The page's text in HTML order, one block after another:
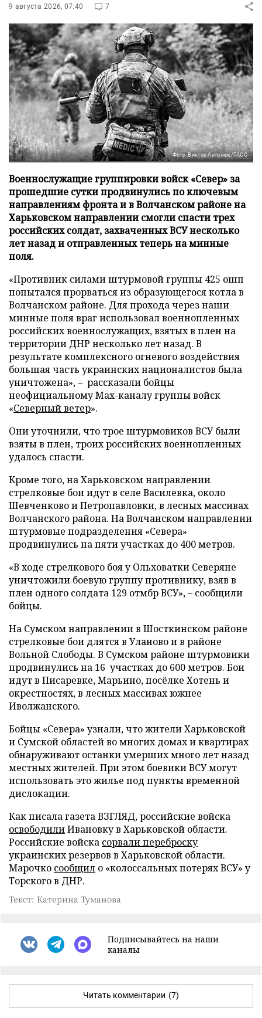
9 августа 2026, 07:40 7
Фото: Виктор Антонюк/ТАСС
Военнослужащие группировки войск «Север» за
прошедшие сутки продвинулись по ключевым
направлениям фронта и в Волчанском районе на
Харьковском направлении смогли спасти трех
российских солдат, захваченных ВСУ несколько
лет назад и отправленных теперь на минные
поля.
«Противник силами штурмовой группы 425 ошп
попытался прорваться из образующегося котла в
Волчанском районе. Для прохода через наши
минные поля враг использовал военнопленных
российских военнослужащих, взятых в плен на
территории ДНР несколько лет назад. В
результате комплексного огневого воздействия
большая часть украинских националистов была
уничтожена», – рассказали бойцы
неофициальному Max-каналу группы войск
«Северный ветер».
Они уточнили, что трое штурмовиков ВСУ были
взяты в плен, троих российских военнопленных
удалось спасти.
Кроме того, на Харьковском направлении
стрелковые бои идут в селе Василевка, около
Шевченково и Петропавловки, в лесных массивах
Волчанского района. На Волчанском направлении
штурмовые подразделения «Севера»
продвинулись на пяти участках до 400 метров.
«В ходе стрелкового боя у Ольховатки Северяне
уничтожили боевую группу противнику, взяв в
плен одного солдата 129 отмбр ВСУ», – сообщили
бойцы.
На Сумском направлении в Шосткинском районе
стрелковые бои длятся в Уланово и в районе
Вольной Слободы. В Сумском районе штурмовики
продвинулись на 16 участках до 600 метров. Бои
идут в Писаревке, Марьино, посёлке Хотень и
окрестностях, в лесных массивах южнее
Иволжанского.
Бойцы «Севера» узнали, что жители Харьковской
и Сумской областей во многих домах и квартирах
обнаруживают останки умерших много лет назад
местных жителей. При этом боевики ВСУ могут
использовать это жилье под пункты временной
дислокации.
Как писала газета ВЗГЛЯД, российские войска
освободилиИвановку в Харьковской области.
Российские войска сорвали переброску
украинских резервов в Харьковской области.
Марочко сообщил о «колоссальных потерях ВСУ» у
Торского в ДНР.
Текст: Катерина Туманова
Подписывайтесь на наши
каналы
Читать комментарии (7)